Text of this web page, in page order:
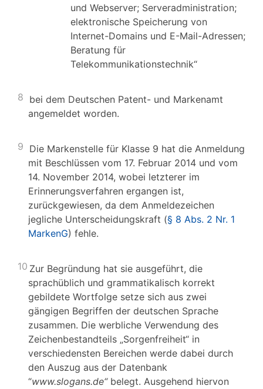
und Webserver; Serveradministration;
elektronische Speicherung von
Internet-Domains und E-Mail-Adressen;
Beratung für
Telekommunikationstechnik“
8 bei dem Deutschen Patent- und Markenamt
angemeldet worden.
9 Die Markenstelle für Klasse 9 hat die Anmeldung
mit Beschlüssen vom 17. Februar 2014 und vom
14. November 2014, wobei letzterer im
Erinnerungsverfahren ergangen ist,
zurückgewiesen, da dem Anmeldezeichen
jegliche Unterscheidungskraft (§ 8 Abs. 2 Nr. 1
MarkenG) fehle.
10 Zur Begründung hat sie ausgeführt, die
sprachüblich und grammatikalisch korrekt
gebildete Wortfolge setze sich aus zwei
gängigen Begriffen der deutschen Sprache
zusammen. Die werbliche Verwendung des
Zeichenbestandteils „Sorgenfreiheit“ in
verschiedensten Bereichen werde dabei durch
den Auszug aus der Datenbank
“www.slogans.de“belegt. Ausgehend hiervon